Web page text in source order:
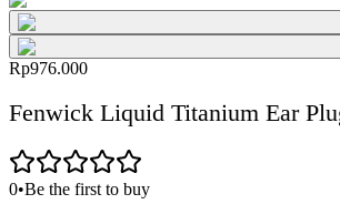
Rp976.000
Fenwick Liquid Titanium Ear
0•Be the first to buy